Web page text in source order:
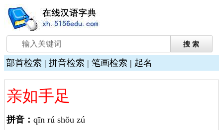
部首检索 | 拼音检索 | 笔画检索 | 起名
亲如手足
拼音： qīn rú shǒu zú